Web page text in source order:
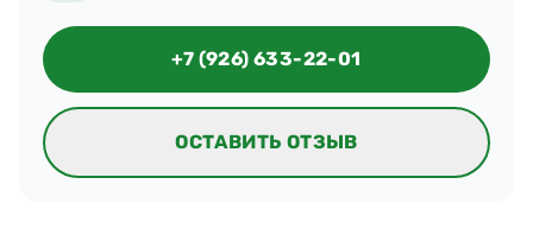
+7 (926) 633-22-01
ОСТАВИТЬ ОТЗЫВ